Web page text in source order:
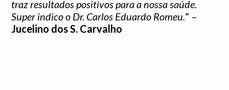
traz resultados positivos para a nossa saúde.
Super indico o Dr. Carlos Eduardo Romeu.” –
Jucelino dos S. Carvalho